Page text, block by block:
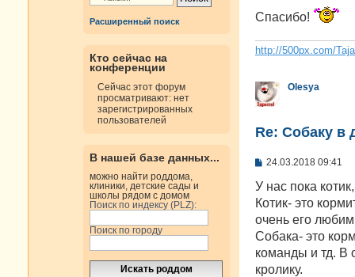
Расширенный поиск
Кто сейчас на
конференции
Сейчас этот форум
просматривают: нет
зарегистрированных
пользователей
В нашей базе данных...
можно найти роддома,
клиники, детские сады и
школы рядом с домом
Поиск по индексу (PLZ):
Поиск по городу
Спасибо!
http://500px.com/
Olesya
Re: Собаку в
С
о
щ
е
и
е
24.03.2018 09:41
У нас пока
Котик- это
очень его
Собака- это
команды и тд. В
кролику.